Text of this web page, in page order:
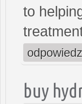
to
odpowiedz
buy